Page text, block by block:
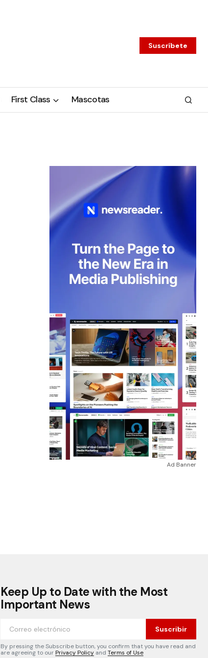
Suscríbete
First Class Mascotas
Ad Banner
Keep Up to Date with the Most
Important News
Suscribir
By pressing the Subscribe button, you confirm that you have read and
are agreeing to ourPrivacy Policy and Terms of Use